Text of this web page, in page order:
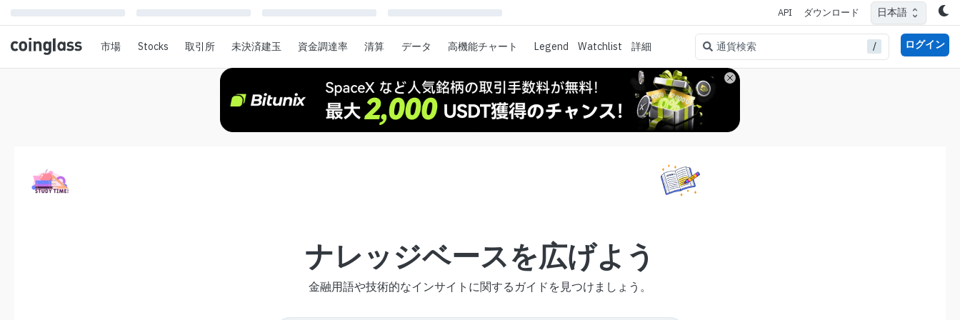
API ダウンロード 日本語
市場 Stocks 取引所 未決済建玉 資金調達率 清算 データ 高機能チャート Legend Watchlist 詳細 通貨検索 / ログイン
ナレッジベースを広げよう
金融用語や技術的なインサイトに関するガイドを見つけましょう。